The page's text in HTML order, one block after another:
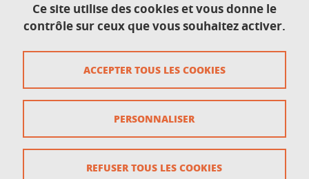
Publié le 26 avril 2016
Mis à jour le 23 septembre 2025
Accessibilité : non conforme
Ce site utilise des cookies et vous donne le
contrôle sur ceux que vous souhaitez activer.
ACCEPTER TOUS LES COOKIES
REFUSER TOUS LES COOKIES
PERSONNALISER